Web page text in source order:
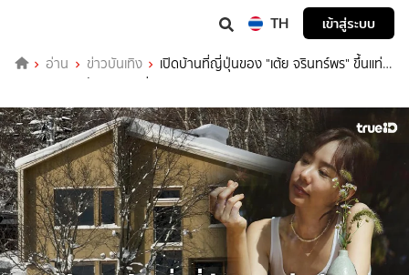
TH เข้าสู่ระบบ
อ่าน ข่าวบันเทิง
เปิดบ้านที่ญี่ปุ่นของ "เต้ย จรินทร์พร" ขึ้นแท่น
นางเอกสายอสังหาฯ คนล่าสุด